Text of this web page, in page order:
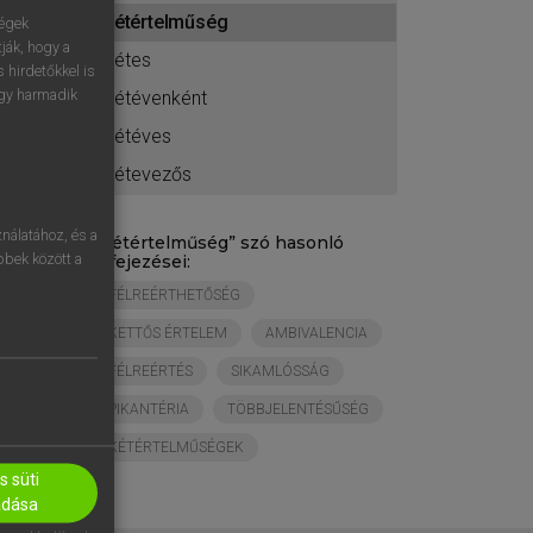
kétértelműség
kétes
kétévenként
kétéves
kétevezős
„ kétértelműség” szó hasonló
kifejezései:
FÉLREÉRTHETŐSÉG
KETTŐS ÉRTELEM AMBIVALENCIA
FÉLREÉRTÉS SIKAMLÓSSÁG
PIKANTÉRIA TÖBBJELENTÉSŰSÉG
KÉTÉRTELMŰSÉGEK
hogy a
hirdetőkkel is
harmadik
és a
között a
süti